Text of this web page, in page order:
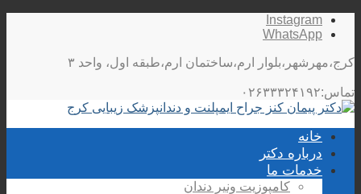
Instagram
WhatsApp
کرج،مهرشهر،بلوار ارم،ساختمان ارم،طبقه اول، واحد ۳
تماس:۰۲۶۳۳۳۲۴۱۹۲
خانه
درباره دکتر
خدمات ما
کامپوزیت ونیر دندان